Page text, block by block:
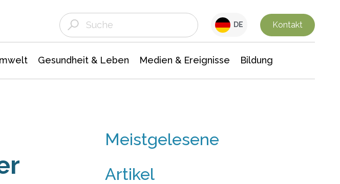
DE Kontakt
Gesundheit & Leben Medien & Ereignisse Bildung
Meistgelesene
Artikel